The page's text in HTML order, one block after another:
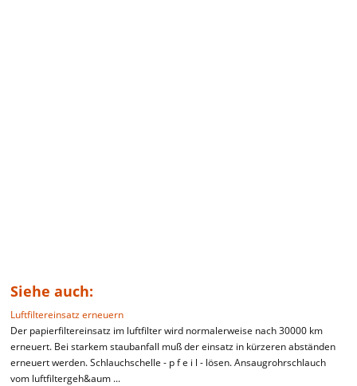
Siehe auch:
Luftfiltereinsatz erneuern
Der papierfiltereinsatz im luftfilter wird normalerweise nach 30000 km
erneuert. Bei starkem staubanfall muß der einsatz in kürzeren abständen
erneuert werden. Schlauchschelle - p f e i l - lösen. Ansaugrohrschlauch
vom luftfiltergeh&aum ...